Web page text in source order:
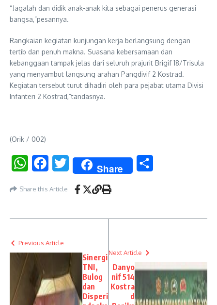
“Jagalah dan didik anak-anak kita sebagai penerus generasi
bangsa,”pesannya.
Rangkaian kegiatan kunjungan kerja berlangsung dengan
tertib dan penuh makna. Suasana kebersamaan dan
kebanggaan tampak jelas dari seluruh prajurit Brigif 18/Trisula
yang menyambut langsung arahan Pangdivif 2 Kostrad.
Kegiatan tersebut turut dihadiri oleh para pejabat utama Divisi
Infanteri 2 Kostrad,”tandasnya.
(Orik / 002)
WhatsAppFacebookTwitter Share
Share this Article
Previous Article
Sinergi
TNI,
Bulog
dan
Disperi
Next Article
Danyo
nif 514
Kostra
d